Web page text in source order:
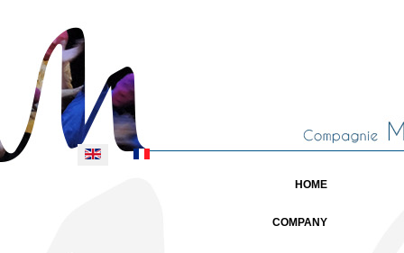
Select your language
HOME
COMPANY